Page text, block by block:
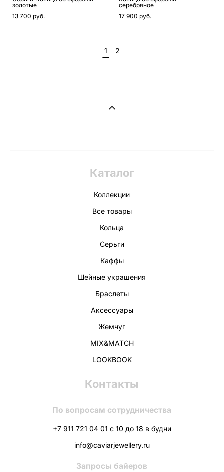
золотые
13 700 pуб.
серебряное
17 900 pуб.
1 2
Каталог
Коллекции
Все товары
Кольца
Серьги
Каффы
Шейные украшения
Браслеты
Аксессуары
Жемчуг
MIX&MATCH
LOOKBOOK
Контакты
По вопросам сотрудничества
+7 911 721 04 01 с 10 до 18 в будни
info@caviarjewellery.ru
Запросы байеров